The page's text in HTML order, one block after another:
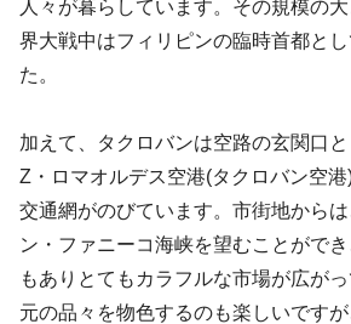
人々が暮らしています。その規模の
界大戦中はフィリピンの臨時首都と
た。
加えて、タクロバンは空路の玄関口と
Z・ロマオルデス空港(タクロバン空
交通網がのびています。市街地から
ン・ファニーコ海峡を望むことがで
もありとてもカラフルな市場が広が
元の品々を物色するのも楽しいです